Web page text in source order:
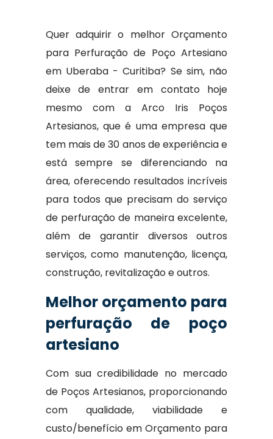
Quer adquirir o melhor Orçamento
para Perfuração de Poço Artesiano
em Uberaba - Curitiba? Se sim, não
deixe de entrar em contato hoje
mesmo com a Arco Iris Poços
Artesianos, que é uma empresa que
tem mais de 30 anos de experiência e
está sempre se diferenciando na
área, oferecendo resultados incríveis
para todos que precisam do serviço
de perfuração de maneira excelente,
além de garantir diversos outros
serviços, como manutenção, licença,
construção, revitalização e outros.
Melhor orçamento para
perfuração de poço
artesiano
Com sua credibilidade no mercado
de Poços Artesianos, proporcionando
com qualidade, viabilidade e
custo/benefício em Orçamento para